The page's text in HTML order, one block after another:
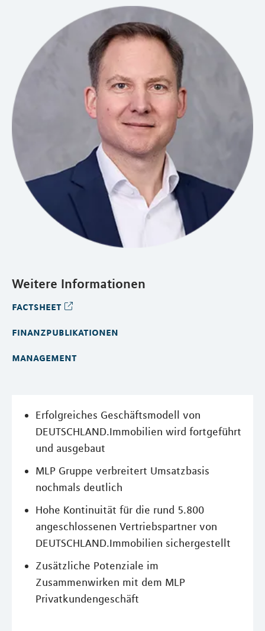
Weitere Informationen
factsheet
finanzpublikationen
management
Erfolgreiches Geschäftsmodell von
DEUTSCHLAND.Immobilien wird fortgeführt
und ausgebaut
MLP Gruppe verbreitert Umsatzbasis
nochmals deutlich
Hohe Kontinuität für die rund 5.800
angeschlossenen Vertriebspartner von
DEUTSCHLAND.Immobilien sichergestellt
Zusätzliche Potenziale im
Zusammenwirken mit dem MLP
Privatkundengeschäft